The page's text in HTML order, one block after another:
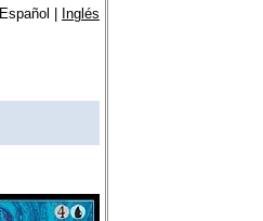
Español | Inglés